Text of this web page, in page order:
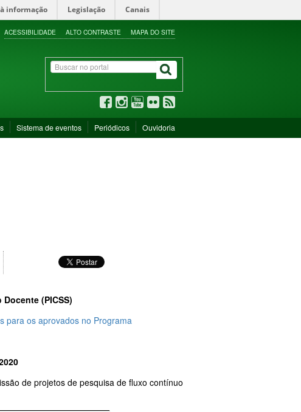
informação Legislação Canais
ACESSIBILIDADE ALTO CONTRASTE MAPA DO SITE
Sistema de eventos Periódicos Ouvidoria
(PICSS)
para os aprovados no Programa
de projetos de pesquisa de fluxo contínuo